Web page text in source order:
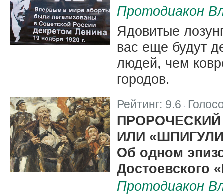
Протодиакон
Ядовитые
вас еще будут
людей, чем
городов.
Рейтинг: 9.6 |
ИЛИ
Об одном
Достоевского
Протодиакон